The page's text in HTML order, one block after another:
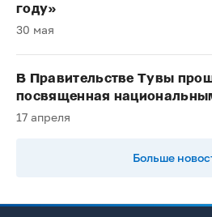
году»
30 мая
В Правительстве Тувы
посвященная
17 апреля
Больше